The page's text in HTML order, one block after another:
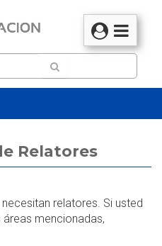
Relatores
relatores. Si usted
áreas mencionadas,